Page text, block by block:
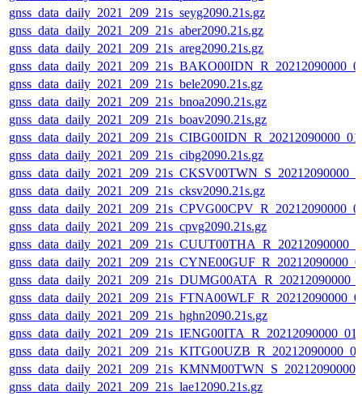
gnss_data_daily_2021_209_21s_seyg2090.21s.gz
gnss_data_daily_2021_209_21s_aber2090.21s.gz
gnss_data_daily_2021_209_21s_areg2090.21s.gz
gnss_data_daily_2021_209_21s_bele2090.21s.gz
gnss_data_daily_2021_209_21s_bnoa2090.21s.gz
gnss_data_daily_2021_209_21s_boav2090.21s.gz
gnss_data_daily_2021_209_21s_cibg2090.21s.gz
gnss_data_daily_2021_209_21s_cksv2090.21s.gz
gnss_data_daily_2021_209_21s_cpvg2090.21s.gz
gnss_data_daily_2021_209_21s_hghn2090.21s.gz
gnss_data_daily_2021_209_21s_lae12090.21s.gz